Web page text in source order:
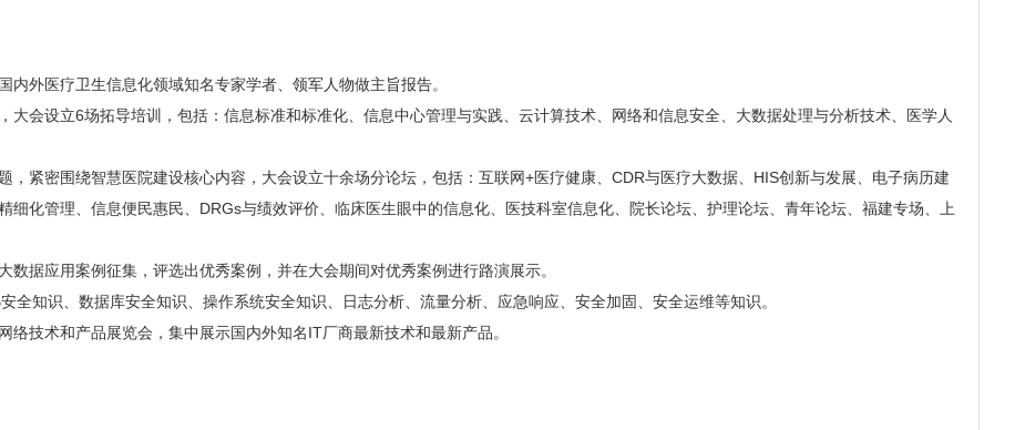
外医疗卫生信息化领域知名专家学者、领军人物做主旨报告。
大会设立6场拓导培训，包括：信息标准和标准化、信息中心管理与实践、云计算技术、网络和信息安全、大数据处理与分析技术、医学人
，紧密围绕智慧医院建设核心内容，大会设立十余场分论坛，包括：互联网+医疗健康、CDR与医疗大数据、HIS创新与发展、电子病历建
化管理、信息便民惠民、DRGs与绩效评价、临床医生眼中的信息化、医技科室信息化、院长论坛、护理论坛、青年论坛、福建专场、上
数据应用案例征集，评选出优秀案例，并在大会期间对优秀案例进行路演展示。
全知识、数据库安全知识、操作系统安全知识、日志分析、流量分析、应急响应、安全加固、安全运维等知识。
络技术和产品展览会，集中展示国内外知名IT厂商最新技术和最新产品。